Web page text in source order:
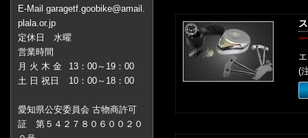
E-Mail garagetf.goobike@amail.
plala.or.jp
定休日 水曜
営業時間
月 火 木 金
13：00～19：00
土 日 祝日
10：00～18：00
愛知県公安委員会 古物商許可
証 第５４２７８０６００２０
(